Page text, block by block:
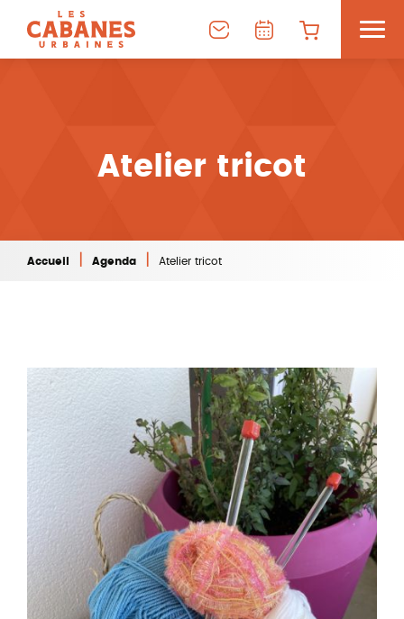
Atelier tricot
Accueil Agenda Atelier tricot